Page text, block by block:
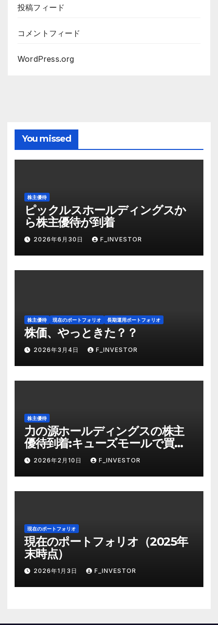
投稿フィード
コメントフィード
WordPress.org
You missed
株主優待
ピックルスホールディングスか
ら株主優待が到着
2026年6月30日 F_INVESTOR
株主優待 現在のポートフォリオ 長期運用ポートフォリオ
株価、やっときた？？
2026年3月4日 F_INVESTOR
株主優待
力の源ホールディングスの株主
優待到着:キューズモールで買い
物帰りに使う
2026年2月10日 F_INVESTOR
現在のポートフォリオ
現在のポートフォリオ（2025年
末時点）
2026年1月3日 F_INVESTOR